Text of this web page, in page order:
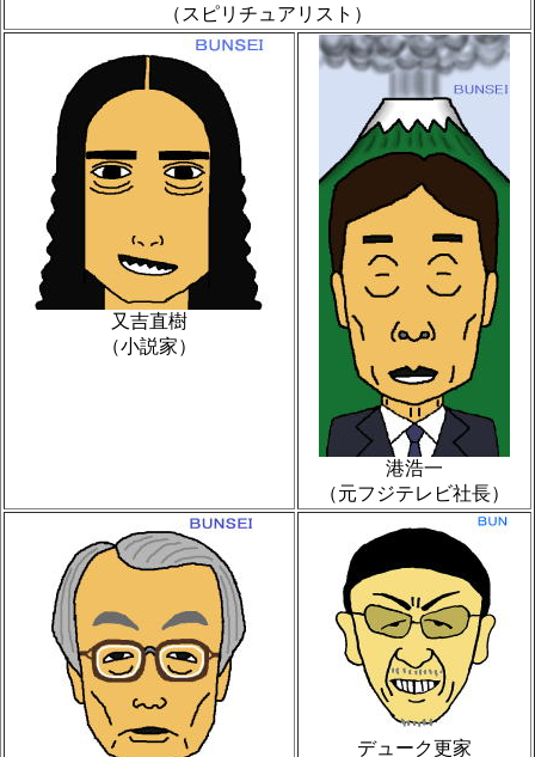
（スピリチュアリスト）
又吉直樹
（小説家）
港浩一
（元フジテレビ社長）
デューク更家